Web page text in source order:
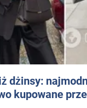
dżinsy:
kupowane